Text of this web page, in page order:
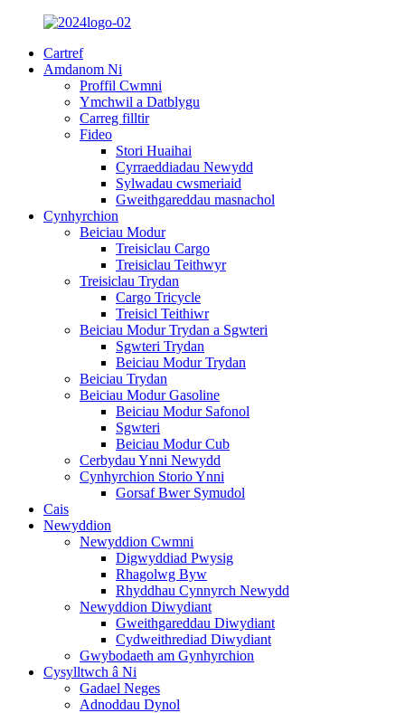
Cartref
Amdanom Ni
Proffil Cwmni
Ymchwil a Datblygu
Carreg filltir
Fideo
Stori Huaihai
Cyrraeddiadau Newydd
Sylwadau cwsmeriaid
Gweithgareddau masnachol
Cynhyrchion
Beiciau Modur
Treisiclau Cargo
Treisiclau Teithwyr
Treisiclau Trydan
Cargo Tricycle
Treisicl Teithiwr
Beiciau Modur Trydan a Sgwteri
Sgwteri Trydan
Beiciau Modur Trydan
Beiciau Trydan
Beiciau Modur Gasoline
Beiciau Modur Safonol
Sgwteri
Beiciau Modur Cub
Cerbydau Ynni Newydd
Cynhyrchion Storio Ynni
Gorsaf Bwer Symudol
Cais
Newyddion
Newyddion Cwmni
Digwyddiad Pwysig
Rhagolwg Byw
Rhyddhau Cynnyrch Newydd
Newyddion Diwydiant
Gweithgareddau Diwydiant
Cydweithrediad Diwydiant
Gwybodaeth am Gynhyrchion
Cysylltwch â Ni
Gadael Neges
Adnoddau Dynol